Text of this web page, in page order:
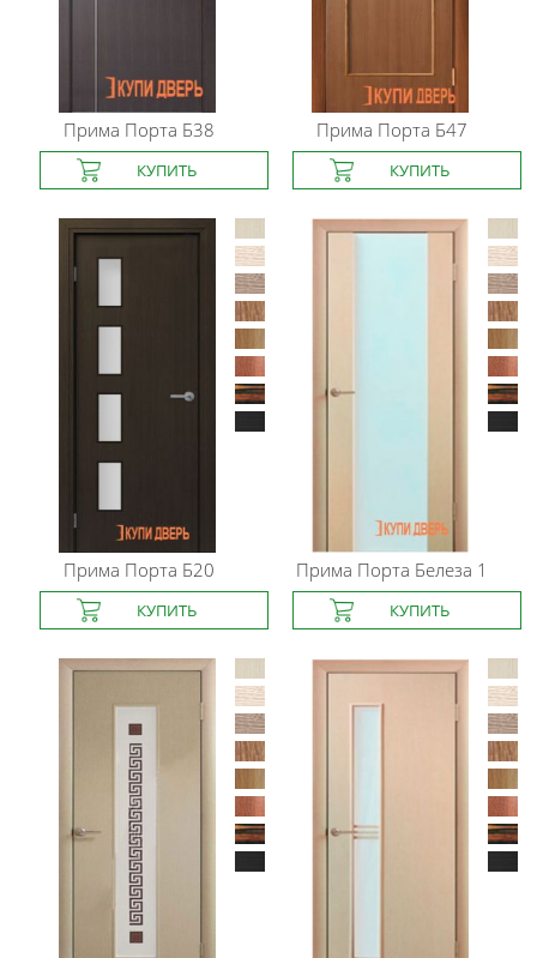
Прима Порта Б38 Прима Порта Б47
Прима Порта Б20 Прима Порта Белеза 1